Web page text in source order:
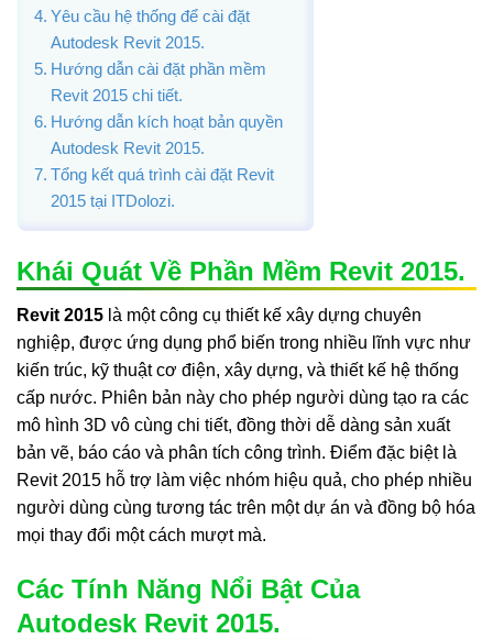
Yêu cầu hệ thống để cài đặt
Autodesk Revit 2015.
Hướng dẫn cài đặt phần mềm
Revit 2015 chi tiết.
Hướng dẫn kích hoạt bản quyền
Autodesk Revit 2015.
Tổng kết quá trình cài đặt Revit
2015 tại ITDolozi.
Khái Quát Về Phần Mềm Revit 2015.
Revit 2015 là một công cụ thiết kế xây dựng chuyên
nghiệp, được ứng dụng phổ biến trong nhiều lĩnh vực như
kiến trúc, kỹ thuật cơ điện, xây dựng, và thiết kế hệ thống
cấp nước. Phiên bản này cho phép người dùng tạo ra các
mô hình 3D vô cùng chi tiết, đồng thời dễ dàng sản xuất
bản vẽ, báo cáo và phân tích công trình. Điểm đặc biệt là
Revit 2015 hỗ trợ làm việc nhóm hiệu quả, cho phép nhiều
người dùng cùng tương tác trên một dự án và đồng bộ hóa
mọi thay đổi một cách mượt mà.
Các Tính Năng Nổi Bật Của
Autodesk Revit 2015.